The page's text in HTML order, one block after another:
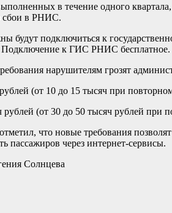
в течение одного
будут подключиться к
Подключение к ГИС РНИС
нарушителям грозят
(от 10 до 15 тысяч при
рублей (от 30 до 50 тысяч рублей
что новые требования
пассажиров через интернет-сервисы.
Солнцева